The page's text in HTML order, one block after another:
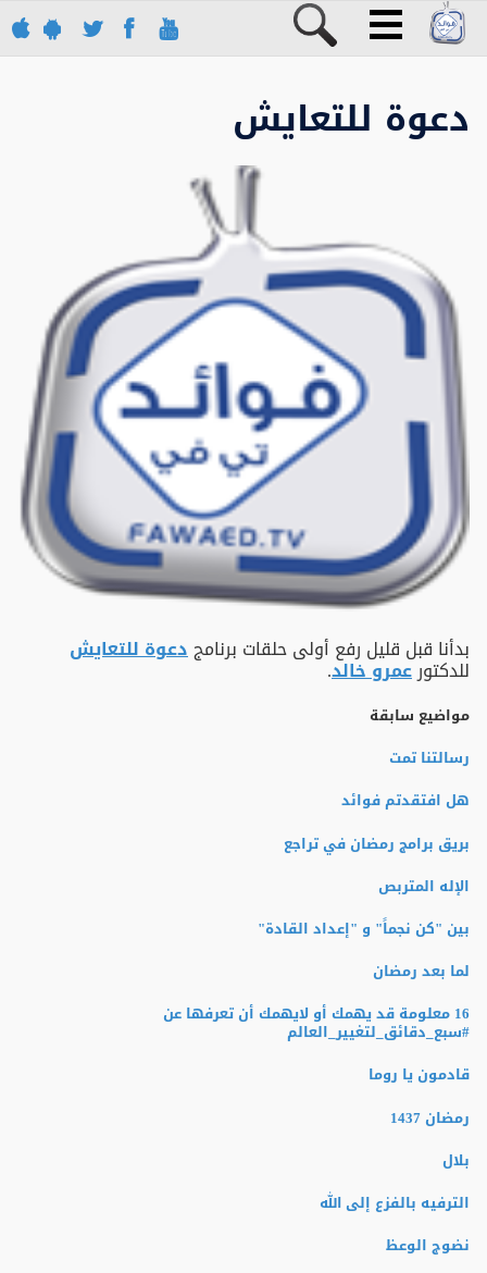
دعوة للتعايش
بدأنا قبل قليل رفع أولى حلقات برنامجدعوة للتعايش
للدكتورعمرو خالد.
مواضيع سابقة
رسالتنا تمت
هل افتقدتم فوائد
بريق برامج رمضان في تراجع
الإله المتربص
بين "كن نجماً" و "إعداد القادة"
لما بعد رمضان
16 معلومة قد يهمك أو لايهمك أن تعرفها عن
‫#‏سبع_دقائق_لتغيير_العالم‬
قادمون يا روما
رمضان 1437
بلال
الترفيه بالفزع إلى الله
نضوج الوعظ